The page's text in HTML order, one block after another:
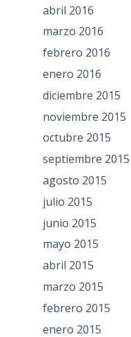
abril 2016
marzo 2016
febrero 2016
enero 2016
diciembre 2015
noviembre 2015
octubre 2015
septiembre 2015
agosto 2015
julio 2015
junio 2015
mayo 2015
abril 2015
marzo 2015
febrero 2015
enero 2015